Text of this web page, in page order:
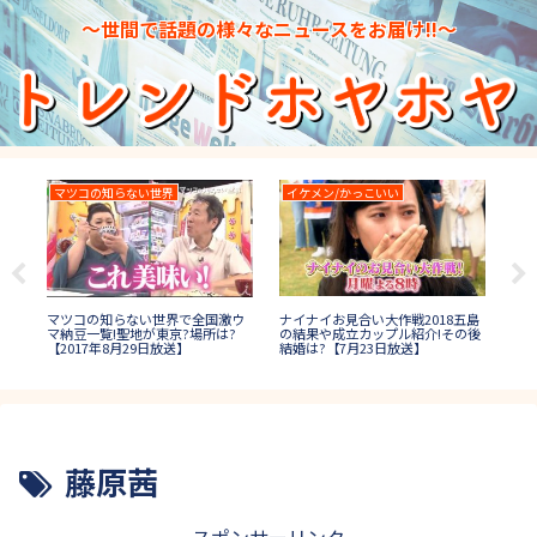
～世間で話題の様々なニュースをお届け!!～
マツコの知らない世界
マツコの知らない世界で全国激ウ
マ納豆一覧!聖地が東京?場所は?
【2017年8月29日放送】
イケメン/かっこいい
ナイナイお見合い大作戦2018五島
の結果や成立カップル紹介!その後
結婚は?【7月23日放送】
藤原茜